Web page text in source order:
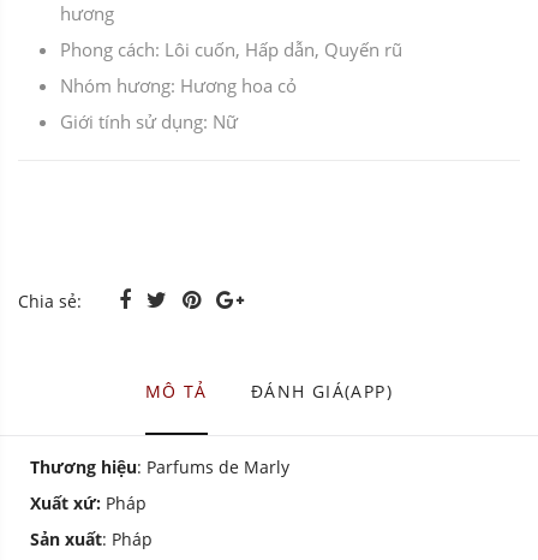
hương
Phong cách: Lôi cuốn, Hấp dẫn, Quyến rũ
Nhóm hương: Hương hoa cỏ
Giới tính sử dụng: Nữ
Chia sẻ:
MÔ TẢ ĐÁNH GIÁ(APP)
Thương hiệu: Parfums de Marly
Xuất xứ: Pháp
Sản xuất: Pháp